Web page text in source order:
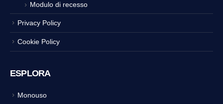
Modulo di recesso
Privacy Policy
Cookie Policy
ESPLORA
Monouso